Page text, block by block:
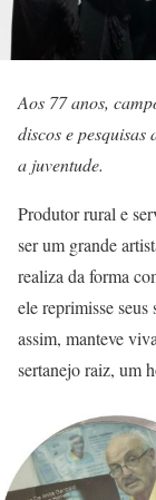
Aos 77 anos,
discos e
a juventude.
Produtor rural e
ser um grande
realiza da forma
ele reprimisse
assim, manteve
sertanejo raiz, um